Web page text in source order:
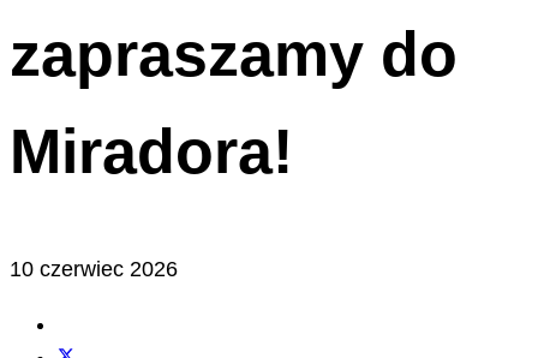
zapraszamy do
Miradora!
10 czerwiec 2026